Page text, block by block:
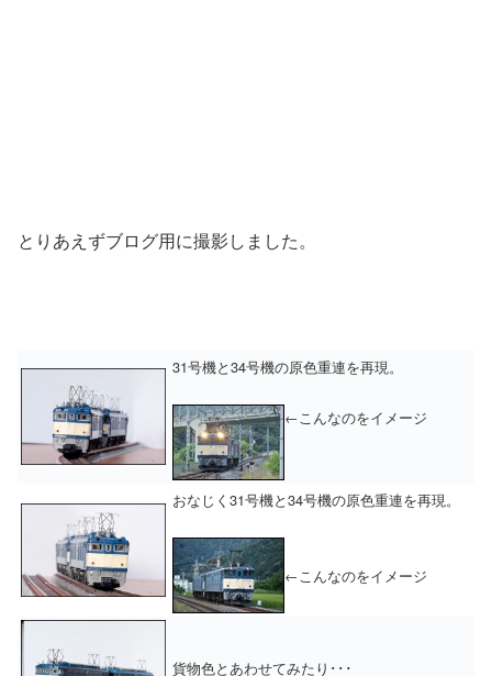
とりあえずブログ用に撮影しました。
31号機と34号機の原色重連を再現。
←こんなのをイメージ
おなじく31号機と34号機の原色重連を再現。
←こんなのをイメージ
貨物色とあわせてみたり･･･